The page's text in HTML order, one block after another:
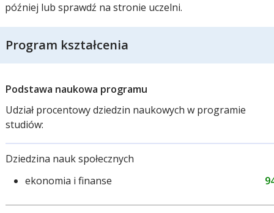
później lub sprawdź na stronie uczelni.
Program kształcenia
Podstawa naukowa programu
Udział procentowy dziedzin naukowych w programie
studiów:
Dziedzina nauk społecznych
ekonomia i finanse